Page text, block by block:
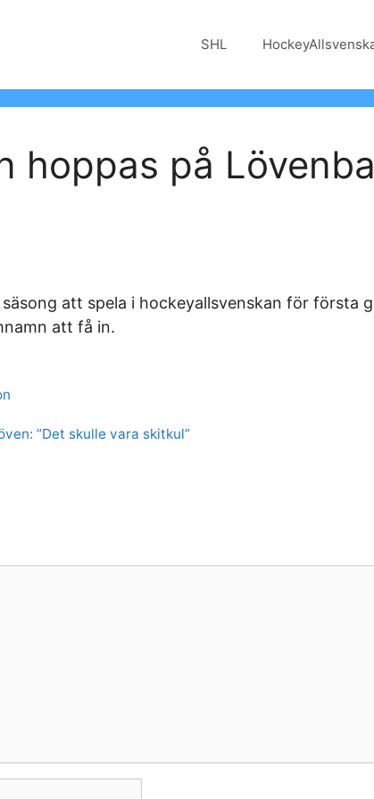
SHL
hoppas på
att spela i hockeyallsvenskan för första
att få in.
”Det skulle vara skitkul”